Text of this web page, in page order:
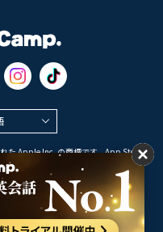
た Apple Inc. の商標です。App Store は
ークです。
の商標です。
イン英会話
Reserved.